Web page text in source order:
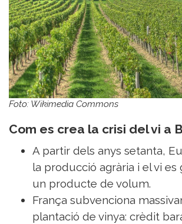
Foto: Wikimedia Commons
Com es crea la crisi del vi a
A partir dels anys setanta,
la producció agrària i el vi es
un producte de volum.
França subvenciona
plantació de vinya: crèdit